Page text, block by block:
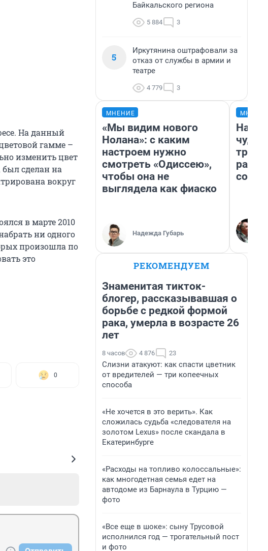
На данный
гамме –
изменить цвет
сделан на
вокруг
в марте 2010
ни одного
произошла по
это
0
Байкальского региона
5 884 3
5
Иркутянина оштрафовали за
отказ от службы в армии и
театре
4 779 3
МНЕНИЕ
«Мы видим нового
Нолана»: с каким
настроем нужно
смотреть «Одиссею»,
чтобы она не
выглядела как фиаско
Надежда Губарь
РЕКОМЕНДУЕМ
Знаменитая тикток-
блогер, рассказывавшая о
борьбе с редкой формой
рака, умерла в возрасте 26
лет
8 часов 4 876 23
Слизни атакуют: как спасти цветник
от вредителей — три копеечных
способа
«Не хочется в это верить». Как
сложилась судьба «следователя на
золотом Lexus» после скандала в
Екатеринбурге
«Расходы на топливо колоссальные»:
как многодетная семья едет на
автодоме из Барнаула в Турцию —
фото
«Все еще в шоке»: сыну Трусовой
исполнился год — трогательный пост
и фото